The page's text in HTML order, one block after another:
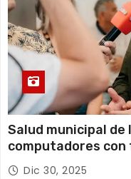
Salud municipal
computadores con
Tarapacá
Dic 30, 2025